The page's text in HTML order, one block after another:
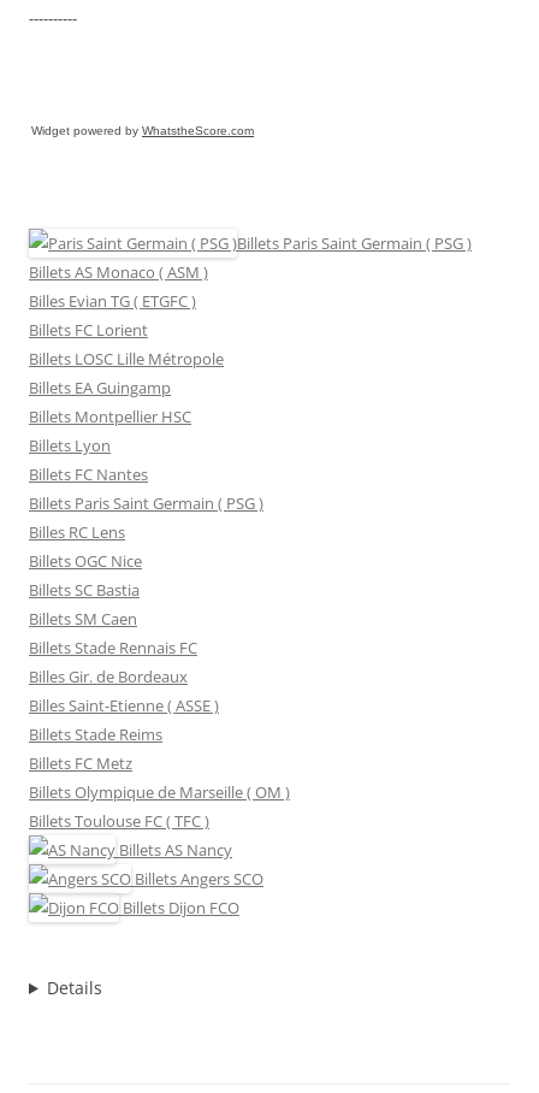
----------
Widget powered by WhatstheScore.com
Billets Paris Saint Germain ( PSG )
Billets AS Monaco ( ASM )
Billes Evian TG ( ETGFC )
Billets FC Lorient
Billets LOSC Lille Métropole
Billets EA Guingamp
Billets Montpellier HSC
Billets Lyon
Billets FC Nantes
Billets Paris Saint Germain ( PSG )
Billes RC Lens
Billets OGC Nice
Billets SC Bastia
Billets SM Caen
Billets Stade Rennais FC
Billes Gir. de Bordeaux
Billes Saint-Etienne ( ASSE )
Billets Stade Reims
Billets FC Metz
Billets Olympique de Marseille ( OM )
Billets Toulouse FC ( TFC )
BilletsAS Nancy
BilletsAngers SCO
Billets Dijon FCO
Details